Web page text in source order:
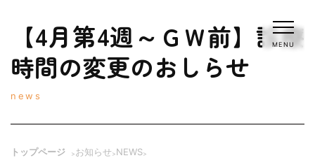
MENU
【4月第4週～ＧＷ前】診療
時間の変更のおしらせ
news
トップページ > お知らせ>NEWS>